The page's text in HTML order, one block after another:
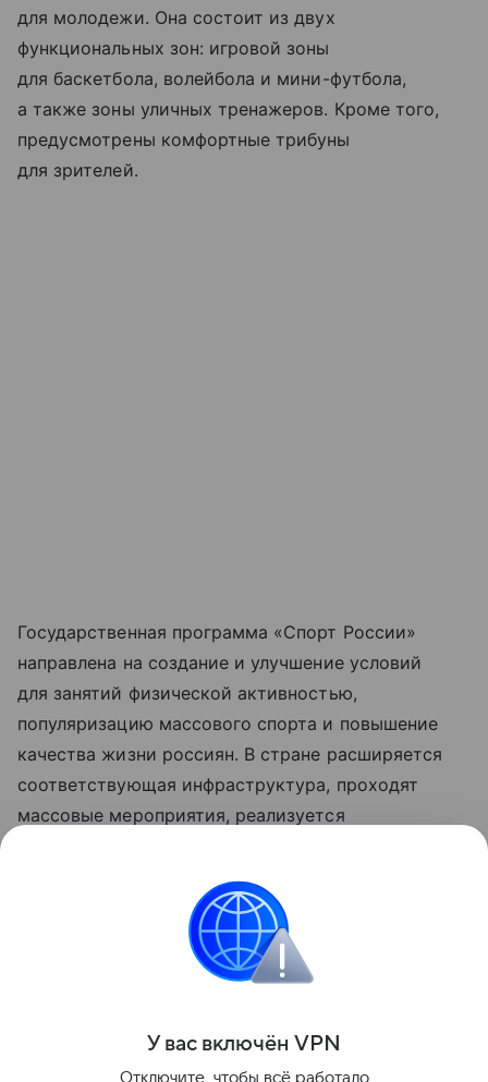
для молодежи. Она состоит из двух
функциональных зон: игровой зоны
для баскетбола, волейбола и мини-футбола,
а также зоны уличных тренажеров. Кроме того,
предусмотрены комфортные трибуны
для зрителей.
Государственная программа «Спорт России»
направлена на создание и улучшение условий
для занятий физической активностью,
популяризацию массового спорта и повышение
качества жизни россиян. В стране расширяется
соответствующая инфраструктура, проходят
массовые мероприятия, реализуется
комплекс «Готов к труду и обороне», а также
появляются новые возможности для тренировок
среди детей. Программа реализуется по решению
Президента РФ Владимира Путина с 2025 года.
Поделиться
У вас включён VPN
Отключите, чтобы всё работало